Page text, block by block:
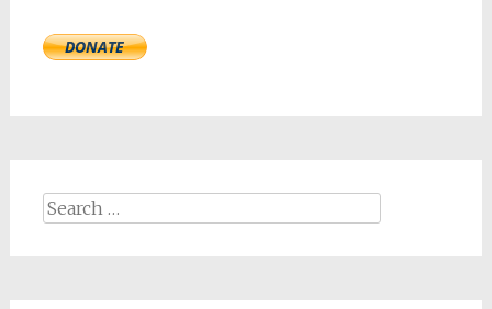
Search
for: